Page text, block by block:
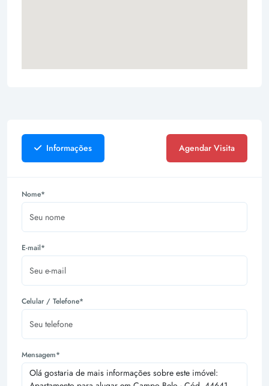
Informações Agendar Visita
Nome*
E-mail*
Celular / Telefone*
Mensagem*